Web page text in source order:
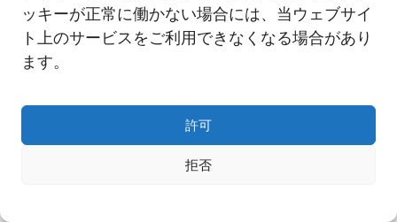
ッキーが正常に働かない場合には、当ウェブサイ
ト上のサービスをご利用できなくなる場合があり
ます。
許可
拒否